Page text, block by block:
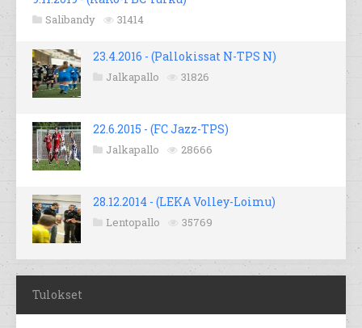
Salibandy 31414
23.4.2016 - (Pallokissat N-TPS N)
Jalkapallo 31826
22.6.2015 - (FC Jazz-TPS)
Jalkapallo 28666
28.12.2014 - (LEKA Volley-Loimu)
Lentopallo 35769
Tulokset